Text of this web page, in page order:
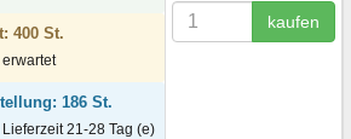
400 St.
186 St.
Lieferzeit 21-28 Tag (e)
kaufen